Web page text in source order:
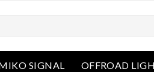
ang menu
SIGNAL OFFROAD